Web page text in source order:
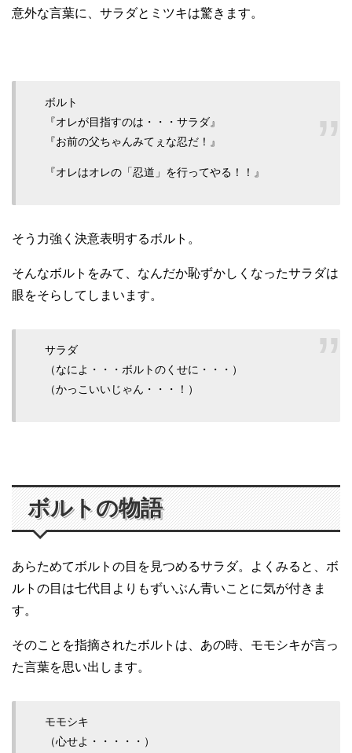
意外な言葉に、サラダとミツキは驚きます。
ボルト
『オレが目指すのは・・・サラダ』
『お前の父ちゃんみてぇな忍だ！』
『オレはオレの「忍道」を行ってやる！！』
そう力強く決意表明するボルト。
そんなボルトをみて、なんだか恥ずかしくなったサラダは
眼をそらしてしまいます。
サラダ
（なによ・・・ボルトのくせに・・・）
（かっこいいじゃん・・・！）
ボルトの物語
あらためてボルトの目を見つめるサラダ。よくみると、ボ
ルトの目は七代目よりもずいぶん青いことに気が付きま
す。
そのことを指摘されたボルトは、あの時、モモシキが言っ
た言葉を思い出します。
モモシキ
（心せよ・・・・・）